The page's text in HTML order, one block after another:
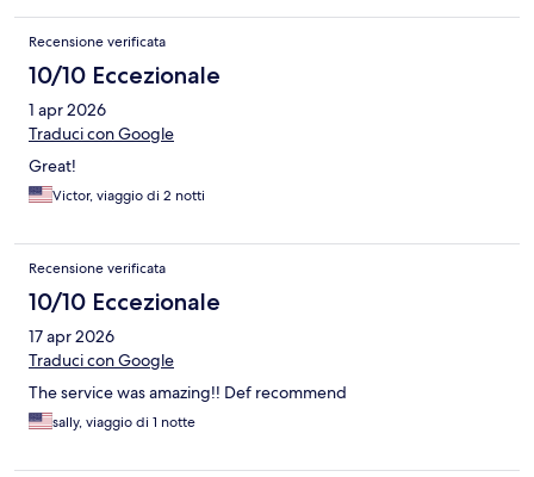
Recensione verificata
10/10 Eccezionale
1 apr 2026
Traduci con Google
Great!
Victor, viaggio di 2 notti
Recensione verificata
10/10 Eccezionale
17 apr 2026
Traduci con Google
The service was amazing!! Def recommend
sally, viaggio di 1 notte